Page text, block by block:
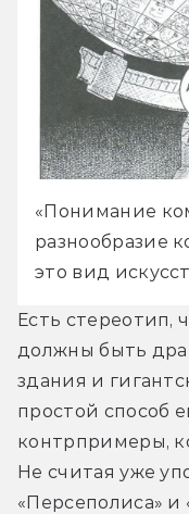
«Понимание
разнообразие
это вид
Есть стереотип,
должны быть
здания и
простой способ
контрпримеры,
Не считая уже
«Персеполиса» и